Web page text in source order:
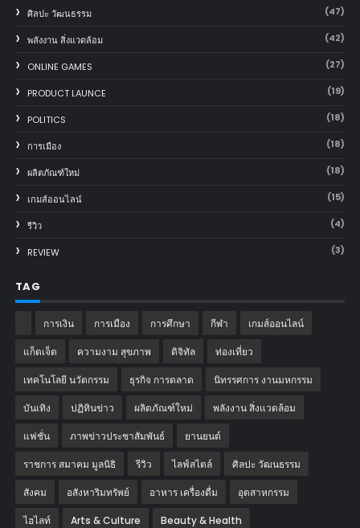
ศิลปะ วัฒนธรรม (47)
พลังงาน สิ่งแวดล้อม (42)
ONLINE GAMES (27)
PRODUCT LAUNCE (19)
POLITICS (18)
การเมือง (18)
ผลิตภัณฑ์ใหม่ (18)
เกมส์ออนไลน์ (15)
รีวิว (4)
REVIEW (3)
TAG
การเงิน การเมือง การศึกษา กีฬา เกมส์ออนไลน์
แก็ตเจ็ต ความงาม สุขภาพ ดิจิทัล ท่องเที่ยว
เทคโนโลยี นวัตกรรม ธุรกิจ การตลาด นิทรรศการ งานมหกรรม
บันเทิง ปฏิทินข่าว ผลิตภัณฑ์ใหม่ พลังงาน สิ่งแวดล้อม
แฟชั่น ภาพข่าวประชาสัมพันธ์ ‎ยานยนต์‎
ราชการ สมาคม มูลนิธิ รีวิว ไลฟ์สไตล์ ศิลปะ วัฒนธรรม
สังคม อสังหาริมทรัพย์ อาหาร เครื่องดื่ม อุตสาหกรรม
ไฮไลท์ Arts & Culture Beauty & Health